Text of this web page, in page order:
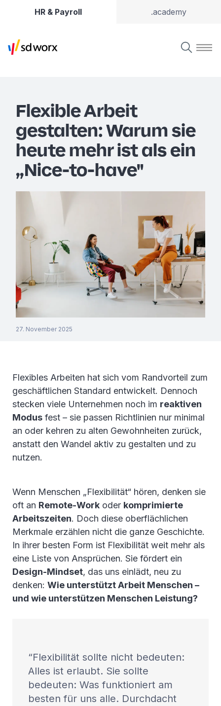
HR & Payroll .academy
Flexible Arbeit
gestalten: Warum sie
heute mehr ist als ein
„Nice-to-have"
27. November 2025
Flexibles Arbeiten hat sich vom Randvorteil zum
geschäftlichen Standard entwickelt. Dennoch
stecken viele Unternehmen noch im reaktiven
Modus fest – sie passen Richtlinien nur minimal
an oder kehren zu alten Gewohnheiten zurück,
anstatt den Wandel aktiv zu gestalten und zu
nutzen.
Wenn Menschen „Flexibilität“ hören, denken sie
oft an Remote-Work oder komprimierte
Arbeitszeiten. Doch diese oberflächlichen
Merkmale erzählen nicht die ganze Geschichte.
In ihrer besten Form ist Flexibilität weit mehr als
eine Liste von Ansprüchen. Sie fördert ein
Design-Mindset, das uns einlädt, neu zu
denken: Wie unterstützt Arbeit Menschen –
und wie unterstützen Menschen Leistung?
Flexibilität sollte nicht bedeuten:
Alles ist erlaubt. Sie sollte
bedeuten: Was funktioniert am
besten für uns alle. Durchdacht